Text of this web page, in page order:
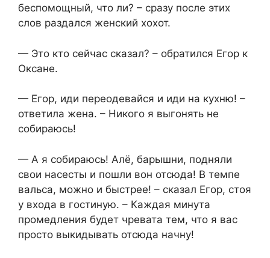
беспомощный, что ли? – сразу после этих
слов раздался женский хохот.
— Это кто сейчас сказал? – обратился Егор к
Оксане.
— Егор, иди переодевайся и иди на кухню! –
ответила жена. – Никого я выгонять не
собираюсь!
— А я собираюсь! Алё, барышни, подняли
свои насесты и пошли вон отсюда! В темпе
вальса, можно и быстрее! – сказал Егор, стоя
у входа в гостиную. – Каждая минута
промедления будет чревата тем, что я вас
просто выкидывать отсюда начну!